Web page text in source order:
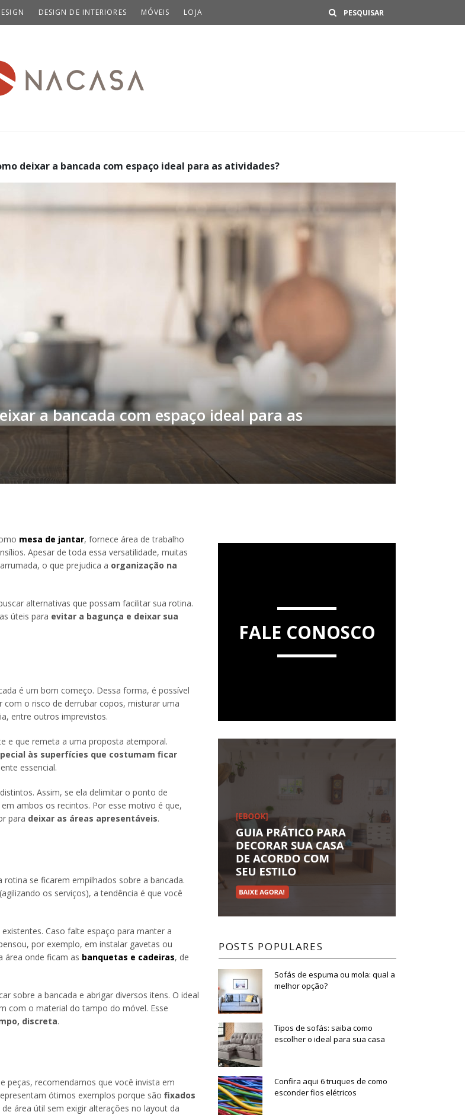
DESIGN DE INTERIORES MÓVEIS LOJA Buscar
deixar a bancada com espaço ideal para as atividades?
a bancada com espaço ideal para as
mesa de jantar, fornece área de trabalho
Apesar de toda essa versatilidade, muitas
o que prejudica a organização na
alternativas que possam facilitar sua rotina.
úteis para evitar a bagunça e deixar sua
é um bom começo. Dessa forma, é possível
o risco de derrubar copos, misturar uma
entre outros imprevistos.
e que remeta a uma proposta atemporal.
às superfícies que costumam ficar
essencial.
Assim, se ela delimitar o ponto de
ambos os recintos. Por esse motivo é que,
para deixar as áreas apresentáveis.
se ficarem empilhados sobre a bancada.
os serviços), a tendência é que você
Caso falte espaço para manter a
por exemplo, em instalar gavetas ou
área onde ficam as banquetas e cadeiras, de
sobre a bancada e abrigar diversos itens. O ideal
com o material do tampo do móvel. Esse
discreta.
peças, recomendamos que você invista em
ótimos exemplos porque são fixados
área útil sem exigir alterações no layout da
FALE CONOSCO
POSTS POPULARES
Sofás de espuma ou mola: qual a
melhor opção?
Tipos de sofás: saiba como
escolher o ideal para sua casa
Confira aqui 6 truques de como
esconder fios elétricos